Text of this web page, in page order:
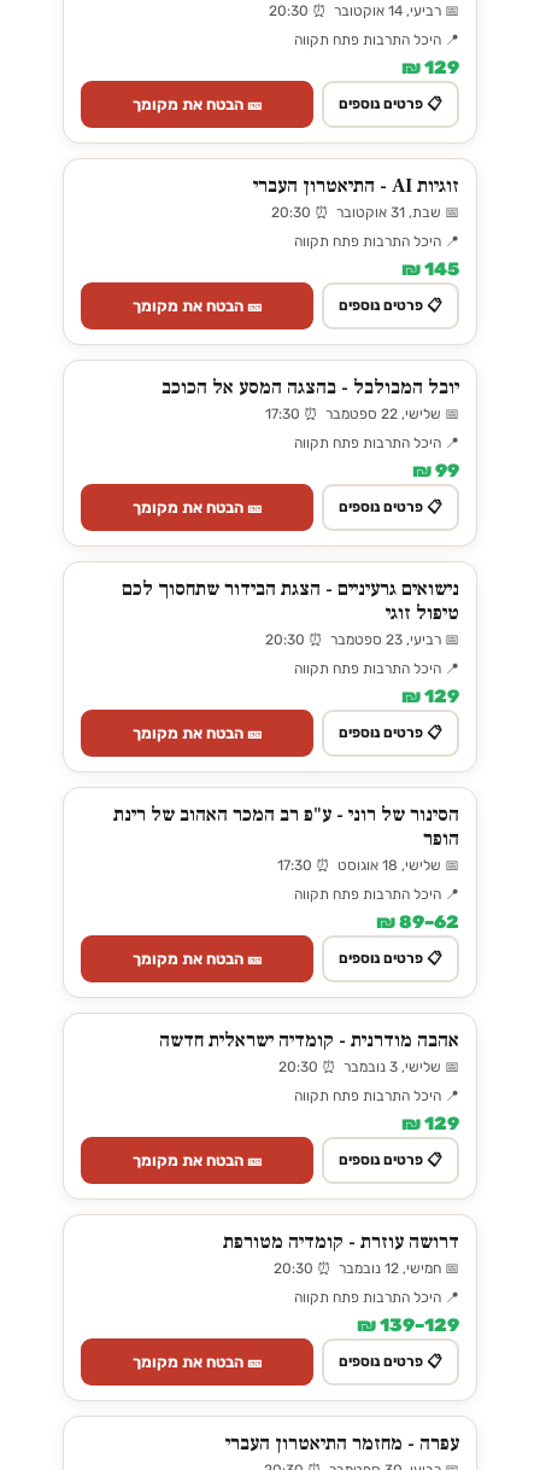
📅 רביעי, 14 אוקטובר ⏰ 20:30
📍 היכל התרבות פתח תקווה
129 ₪
📋 פרטים נוספים 🎫 הבטח את מקומך
זוגיות AI - התיאטרון העברי
📅 שבת, 31 אוקטובר ⏰ 20:30
📍 היכל התרבות פתח תקווה
145 ₪
📋 פרטים נוספים 🎫 הבטח את מקומך
יובל המבולבל - בהצגה המסע אל הכוכב
📅 שלישי, 22 ספטמבר ⏰ 17:30
📍 היכל התרבות פתח תקווה
99 ₪
📋 פרטים נוספים 🎫 הבטח את מקומך
נישואים גרעיניים - הצגת הבידור שתחסוך לכם
טיפול זוגי
📅 רביעי, 23 ספטמבר ⏰ 20:30
📍 היכל התרבות פתח תקווה
129 ₪
📋 פרטים נוספים 🎫 הבטח את מקומך
הסינור של רוני - ע"פ רב המכר האהוב של רינת
הופר
📅 שלישי, 18 אוגוסט ⏰ 17:30
📍 היכל התרבות פתח תקווה
62–89 ₪
📋 פרטים נוספים 🎫 הבטח את מקומך
אהבה מודרנית - קומדיה ישראלית חדשה
📅 שלישי, 3 נובמבר ⏰ 20:30
📍 היכל התרבות פתח תקווה
129 ₪
📋 פרטים נוספים 🎫 הבטח את מקומך
דרושה עוזרת - קומדיה מטורפת
📅 חמישי, 12 נובמבר ⏰ 20:30
📍 היכל התרבות פתח תקווה
129–139 ₪
📋 פרטים נוספים 🎫 הבטח את מקומך
עפרה - מחזמר התיאטרון העברי